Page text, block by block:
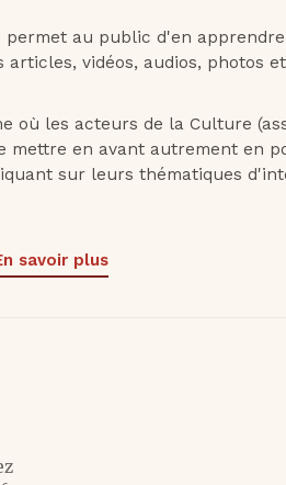
permet au public d'en
vidéos, audios, photos
où les acteurs de la Culture
mettre en avant autrement en
sur leurs thématiques
savoir plus